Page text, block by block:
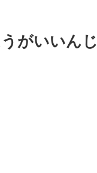
がいいんじ